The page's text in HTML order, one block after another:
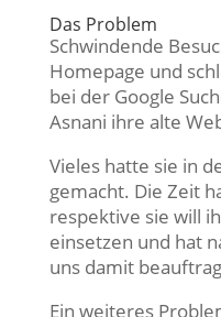
Das Problem
Schwindende
Homepage und
bei der Google
Asnani ihre alte
Vieles hatte sie in
gemacht. Die Zeit
respektive sie will
einsetzen und hat
uns damit
Ein weiteres